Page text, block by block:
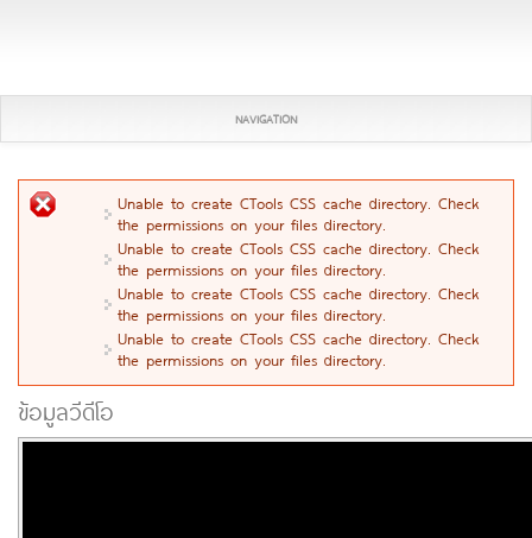
NAVIGATION
ข้อความผิดพลาด
Unable to create CTools CSS cache directory. Check
the permissions on your files directory.
Unable to create CTools CSS cache directory. Check
the permissions on your files directory.
Unable to create CTools CSS cache directory. Check
the permissions on your files directory.
Unable to create CTools CSS cache directory. Check
the permissions on your files directory.
ข้อมูลวีดีโอ